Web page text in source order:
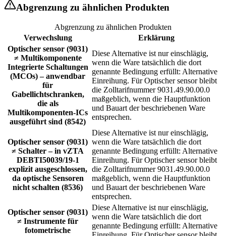
Abgrenzung zu ähnlichen Produkten
Abgrenzung zu ähnlichen Produkten
Verwechslung
Erklärung
Optischer sensor (9031)
≠ Multikomponente
Integrierte Schaltungen
(MCOs) – anwendbar
für
Gabellichtschranken,
die als
Multikomponenten-ICs
ausgeführt sind (8542)
Diese Alternative ist nur einschlägig,
wenn die Ware tatsächlich die dort
genannte Bedingung erfüllt: Alternative
Einreihung. Für Optischer sensor bleibt
die Zolltarifnummer 9031.49.90.00.0
maßgeblich, wenn die Hauptfunktion
und Bauart der beschriebenen Ware
entsprechen.
Optischer sensor (9031)
≠ Schalter – in vZTA
DEBTI50039/19-1
explizit ausgeschlossen,
da optische Sensoren
nicht schalten (8536)
Diese Alternative ist nur einschlägig,
wenn die Ware tatsächlich die dort
genannte Bedingung erfüllt: Alternative
Einreihung. Für Optischer sensor bleibt
die Zolltarifnummer 9031.49.90.00.0
maßgeblich, wenn die Hauptfunktion
und Bauart der beschriebenen Ware
entsprechen.
Optischer sensor (9031)
≠ Instrumente für
fotometrische
Diese Alternative ist nur einschlägig,
wenn die Ware tatsächlich die dort
genannte Bedingung erfüllt: Alternative